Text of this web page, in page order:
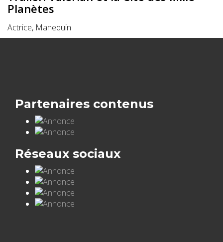
Planètes
Actrice, Manequin
Partenaires contenus
Réseaux sociaux